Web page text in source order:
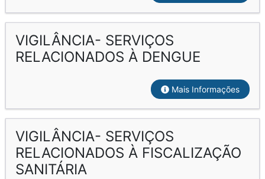
VIGILÂNCIA- SERVIÇOS
RELACIONADOS À DENGUE
Mais Informações
VIGILÂNCIA- SERVIÇOS
RELACIONADOS À FISCALIZAÇÃO
SANITÁRIA